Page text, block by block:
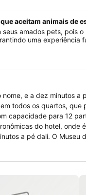
aceitam animais de
seus amados pets, pois
uma experiência
e a dez minutos a
do Paraná
das Flores e ao